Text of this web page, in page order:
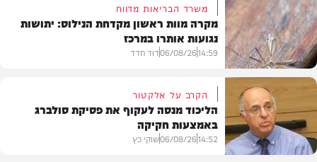
הלכה
בריאות
משרד הבריאות מדווח
מקרה מוות ראשון מקדחת הנילוס: יתושות
נגועות אותרו במרכז
14:59
06/08/26דוד חדד
הקרב על אלקטור
הליכוד מנסה לעקוף את פסיקת סולברג
באמצעות חקיקה
14:52
06/08/26שוקי כץ